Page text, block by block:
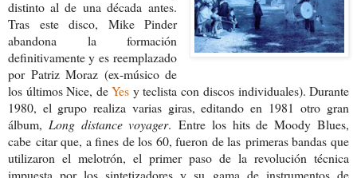
distinto al de una décadaantes.
Tras este disco, Mike Pinder
abandona la formación
definitivamente y esreemplazado
por Patriz Moraz (ex-músico de
los últimos Nice, deYes y teclista con discos individuales). Durante
1980, el grupo realiza varias giras, editando en 1981otro gran
álbum, Long distance voyager.Entre los hits de Moody Blues,
cabe citar que, a fines de los 60, fueron de las primeras bandas que
utilizaron el melotrón, el primer paso de la revolución técnica
impuesta por los sintetizadores y su gama de instrumentos de